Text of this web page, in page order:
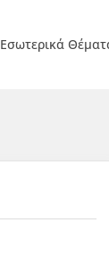
Εσωτερικά